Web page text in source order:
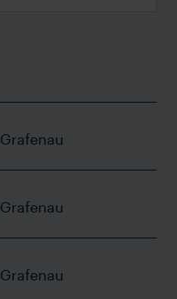
Grafenau
Grafenau
Grafenau